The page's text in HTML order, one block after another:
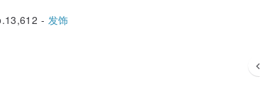
- 发饰